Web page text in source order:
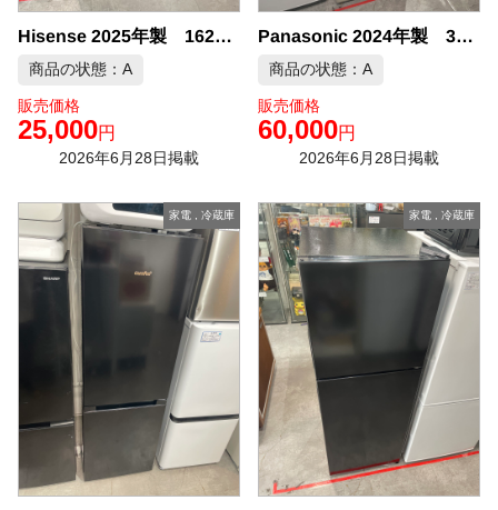
Hisense 2025年製 162L 冷凍冷蔵庫 中古品販売
商品の状態：A
販売価格
25,000円
2026年6月28日掲載
Panasonic 2024年製 335L 3ドア 冷凍冷蔵庫 中古品販売
商品の状態：A
販売価格
60,000円
2026年6月28日掲載
家電, 冷蔵庫 家電 冷蔵庫